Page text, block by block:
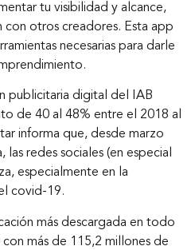
tu visibilidad y alcance,
otros creadores. Esta app
necesarias para darle
publicitaria digital del IAB
de 40 al 48% entre el 2018 al
informa que, desde marzo
las redes sociales (en especial
especialmente en la
covid-19.
más descargada en todo
más de 115,2 millones de